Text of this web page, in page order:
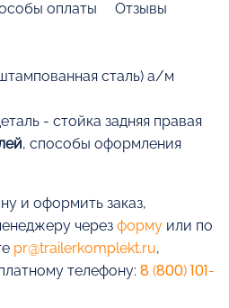
оплаты
Отзывы
сталь) а/м
- стойка задняя правая
, способы оформления
и оформить заказ,
через форму или по
pr@trailerkomplekt.ru,
телефону: 8 (800) 101-